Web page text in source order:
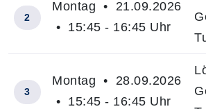
2
Montag • 21.09.2026
• 15:45 - 16:45 Uhr
3
Montag • 28.09.2026
• 15:45 - 16:45 Uhr